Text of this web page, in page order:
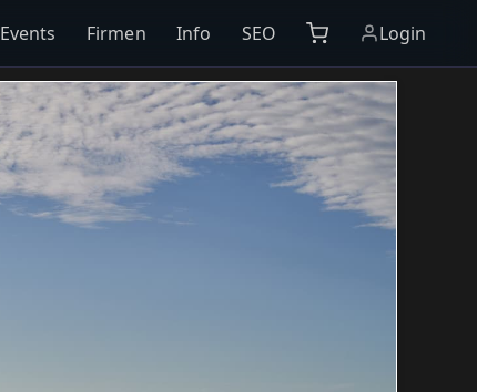
Events Firmen Info SEO Login